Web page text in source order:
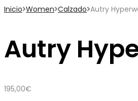
Inicio Women Calzado Autry
Autry
195,00€